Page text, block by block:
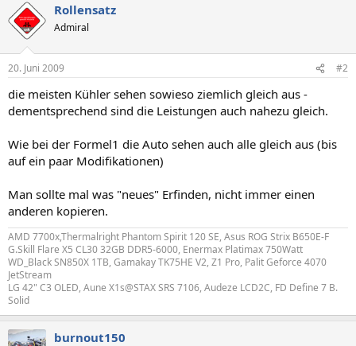
Rollensatz
Admiral
20. Juni 2009 #2
die meisten Kühler sehen sowieso ziemlich gleich aus -
dementsprechend sind die Leistungen auch nahezu gleich.
Wie bei der Formel1 die Auto sehen auch alle gleich aus (bis
auf ein paar Modifikationen)
Man sollte mal was "neues" Erfinden, nicht immer einen
anderen kopieren.
AMD 7700x,Thermalright Phantom Spirit 120 SE, Asus ROG Strix B650E-F
G.Skill Flare X5 CL30 32GB DDR5-6000, Enermax Platimax 750Watt
WD_Black SN850X 1TB, Gamakay TK75HE V2, Z1 Pro, Palit Geforce 4070
JetStream
LG 42" C3 OLED, Aune X1s@STAX SRS 7106, Audeze LCD2C, FD Define 7 B.
Solid
burnout150